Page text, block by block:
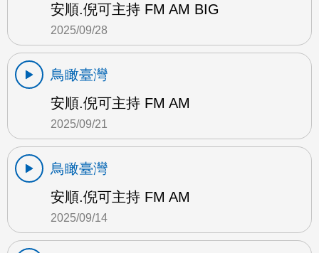
安順.倪可主持 FM AM BIG
2025/09/28
鳥瞰臺灣
安順.倪可主持 FM AM
2025/09/21
鳥瞰臺灣
安順.倪可主持 FM AM
2025/09/14